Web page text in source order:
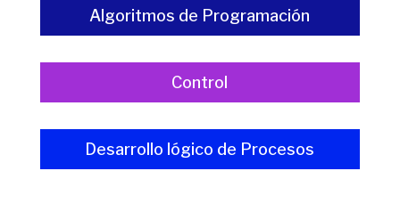
Algoritmos de Programación​
Control
Desarrollo lógico de Procesos​